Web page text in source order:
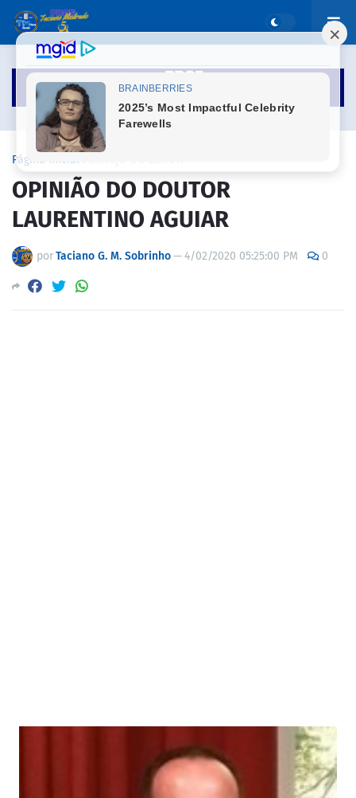
Página inicial
OPINIÃO DO DOUTOR
LAURENTINO AGUIAR
porTaciano G. M. Sobrinho—4/02/2020 05:25:00 PM 0